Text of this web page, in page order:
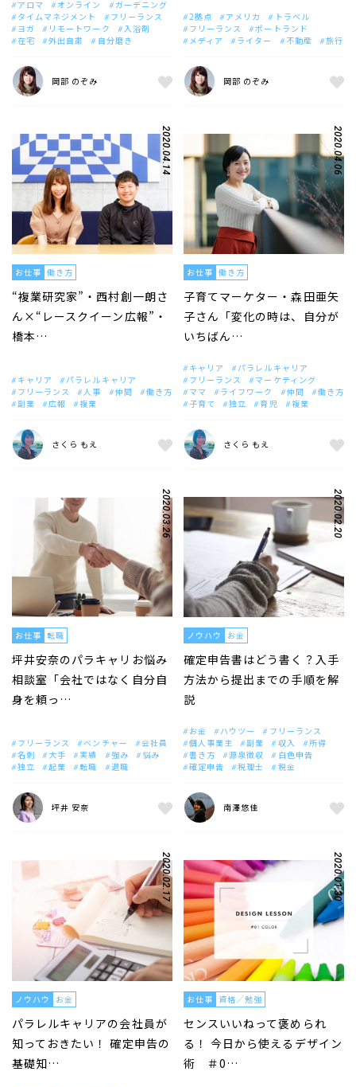
アロマ オンライン
ガーデニング
タイムマネジメント
フリーランス
ヨガ
リモートワーク
入浴剤
在宅
外出自粛 自分磨き
岡部 のぞみ
2拠点 アメリカ
トラベル
フリーランス
ポートランド
メディア
ライター 不動産 旅行
岡部 のぞみ
2020.04.14
お仕事 働き方
“複業研究家”・西村創一朗さ
ん×“レースクイーン広報”・
橋本…
キャリア
パラレルキャリア
フリーランス
人事 仲間
働き方
副業
広報 複業
さくら もえ
2020.04.06
お仕事 働き方
子育てマーケター・森田亜矢
子さん「変化の時は、自分が
いちばん…
キャリア
パラレルキャリア
フリーランス
マーケティング
ママ
ライフワーク 仲間
働き方
子育て
独立 育児 複業
さくら もえ
2020.03.26
お仕事 転職
坪井安奈のパラキャリお悩み
相談室「会社ではなく自分自
身を頼っ…
フリーランス ベンチャー
会社員
名刺
大手 実績 強み
悩み
独立
起業 転職 退職
坪井 安奈
2020.02.20
ノウハウ お金
確定申告書はどう書く？入手
方法から提出までの手順を解
説
お金 ハウツー
フリーランス
個人事業主
副業 収入
所得
書き方
源泉徴収
白色申告
確定申告
税理士 税金
南澤悠佳
2020.02.17
ノウハウ お金
パラレルキャリアの会社員が
知っておきたい！ 確定申告の
基礎知…
2020.01.30
お仕事 資格／勉強
センスいいねって褒められ
る！ 今日から使えるデザイン
術 ＃0…